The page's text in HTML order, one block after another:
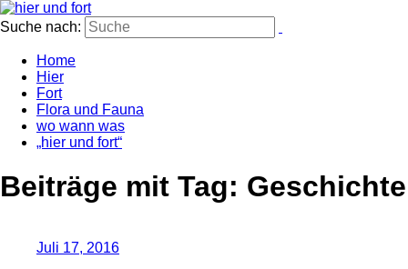
Suche nach:
Home
Hier
Fort
Flora und Fauna
wo wann was
„hier und fort“
Beiträge mit Tag: Geschichte
Juli 17, 2016